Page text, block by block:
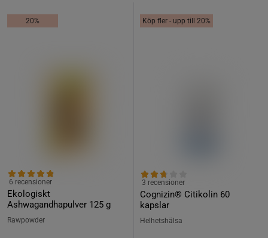
20%
Ekologiskt
Ashwagandhapulver 125 g
6 recensioner
Rawpowder
Köp fler - upp till 20%
Cognizin® Citikolin 60
kapslar
3 recensioner
Helhetshälsa